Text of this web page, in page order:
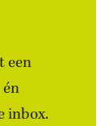
een
inbox.